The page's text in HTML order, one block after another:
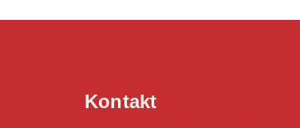
Kontakt